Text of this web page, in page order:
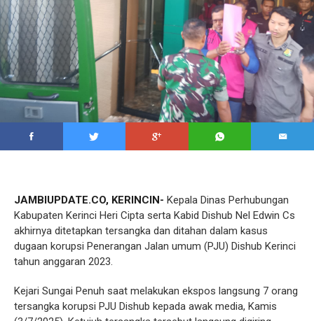
JAMBIUPDATE.CO, KERINCIN- Kepala Dinas Perhubungan
Kabupaten Kerinci Heri Cipta serta Kabid Dishub Nel Edwin Cs
akhirnya ditetapkan tersangka dan ditahan dalam kasus
dugaan korupsi Penerangan Jalan umum (PJU) Dishub Kerinci
tahun anggaran 2023.
Kejari Sungai Penuh saat melakukan ekspos langsung 7 orang
tersangka korupsi PJU Dishub kepada awak media, Kamis